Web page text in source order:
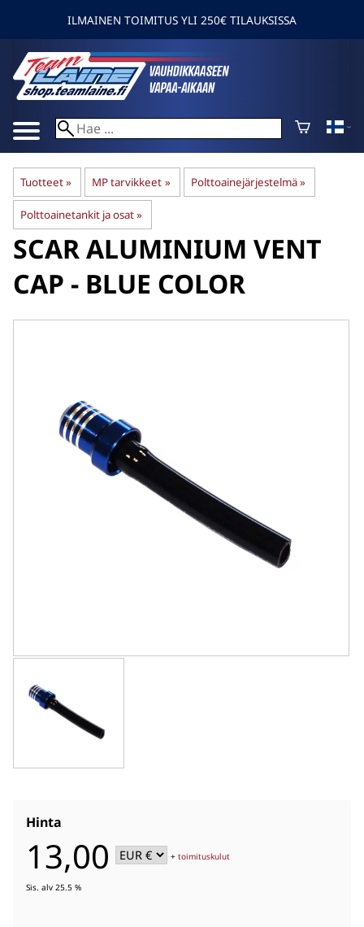
ILMAINEN TOIMITUS YLI 250€ TILAUKSISSA
Tuotteet‪» MP tarvikkeet ‪» Polttoainejärjestelmä‪»
Polttoainetankit ja osat‪»
SCARALUMINIUM VENT
CAP - BLUE COLOR
Hinta
13,00 +toimituskulut
Sis. alv 25.5 %